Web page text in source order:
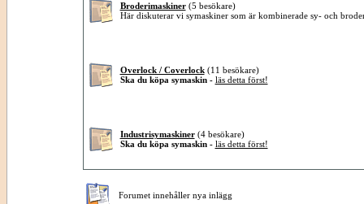
Broderimaskiner (5 besökare)
Här diskuterar vi symaskiner som är kombinerade sy- och
Overlock / Coverlock (11 besökare)
Ska du köpa symaskin - läs detta först!
Industrisymaskiner (4 besökare)
Ska du köpa symaskin - läs detta först!
Forumet innehåller nya inlägg